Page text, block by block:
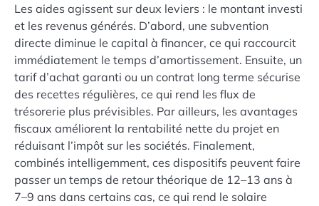
Les aides agissent sur deux leviers : le montant investi
et les revenus générés. D’abord, une subvention
directe diminue le capital à financer, ce qui raccourcit
immédiatement le temps d’amortissement. Ensuite, un
tarif d’achat garanti ou un contrat long terme sécurise
des recettes régulières, ce qui rend les flux de
trésorerie plus prévisibles. Par ailleurs, les avantages
fiscaux améliorent la rentabilité nette du projet en
réduisant l’impôt sur les sociétés. Finalement,
combinés intelligemment, ces dispositifs peuvent faire
passer un temps de retour théorique de 12–13 ans à
7–9 ans dans certains cas, ce qui rend le solaire